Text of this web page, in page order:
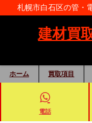
札幌市白石区の管・
建材買
ホーム 買取項目
電話